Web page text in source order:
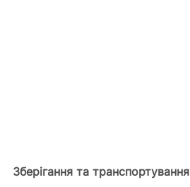
Зберігання та транспортування